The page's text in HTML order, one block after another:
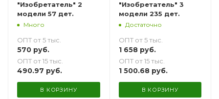
"Изобретатель" 2
модели 57 дет.
Много
ОПТ от 5 тыс.
570 руб.
ОПТ от 15 тыс.
490.97 руб.
В КОРЗИНУ
"Изобретатель" 3
модели 235 дет.
Достаточно
ОПТ от 5 тыс.
1 658руб.
ОПТ от 15 тыс.
1 500.68руб.
В КОРЗИНУ